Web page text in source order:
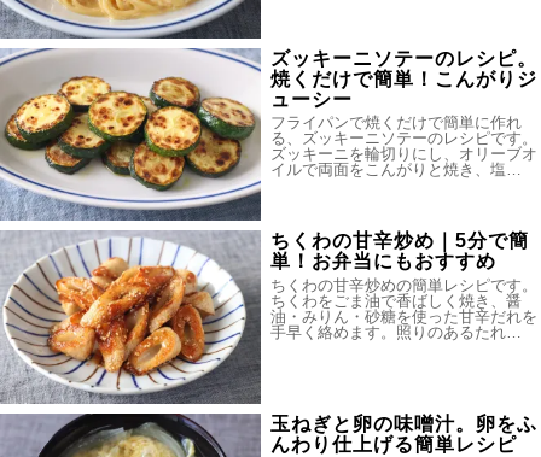
ズッキーニソテーのレシピ。
焼くだけで簡単！こんがりジ
ューシー
フライパンで焼くだけで簡単に作れ
る、ズッキーニソテーのレシピです。
ズッキーニを輪切りにし、オリーブオ
イルで両面をこんがりと焼き、塩…
ちくわの甘辛炒め｜5分で簡
単！お弁当にもおすすめ
ちくわの甘辛炒めの簡単レシピです。
ちくわをごま油で香ばしく焼き、醤
油・みりん・砂糖を使った甘辛だれを
手早く絡めます。照りのあるたれ…
玉ねぎと卵の味噌汁。卵をふ
んわり仕上げる簡単レシピ